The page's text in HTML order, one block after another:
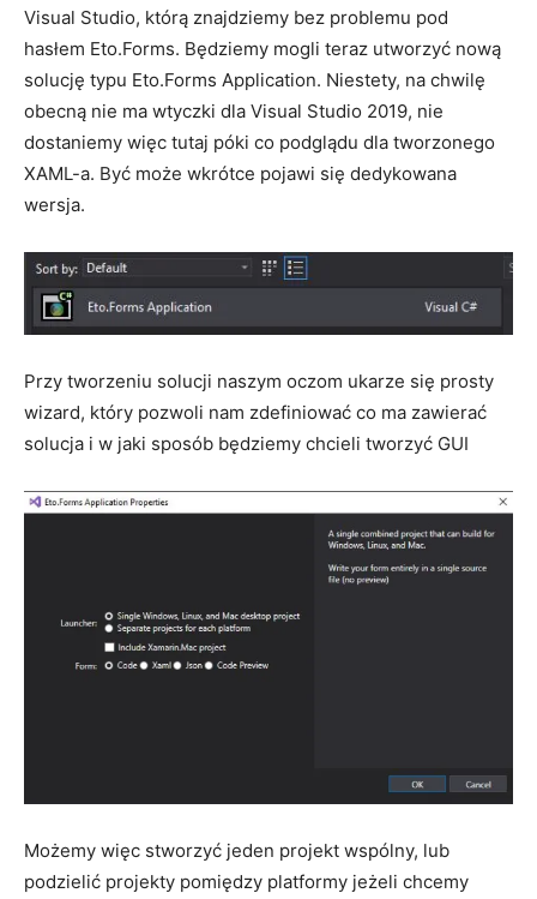
Visual Studio, którą znajdziemy bez problemu pod
hasłem Eto.Forms. Będziemy mogli teraz utworzyć nową
solucję typu Eto.Forms Application. Niestety, na chwilę
obecną nie ma wtyczki dla Visual Studio 2019, nie
dostaniemy więc tutaj póki co podglądu dla tworzonego
XAML-a. Być może wkrótce pojawi się dedykowana
wersja.
Przy tworzeniu solucji naszym oczom ukarze się prosty
wizard, który pozwoli nam zdefiniować co ma zawierać
solucja i w jaki sposób będziemy chcieli tworzyć GUI
Możemy więc stworzyć jeden projekt wspólny, lub
podzielić projekty pomiędzy platformy jeżeli chcemy